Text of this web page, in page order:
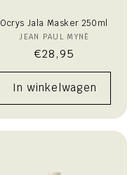
Ocrys Jala Masker 250ml
Verkoper:
JEAN PAUL MYNÈ
Normale
prijs
€28,95
In winkelwagen